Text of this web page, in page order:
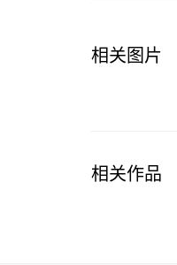
相关图片
相关作品